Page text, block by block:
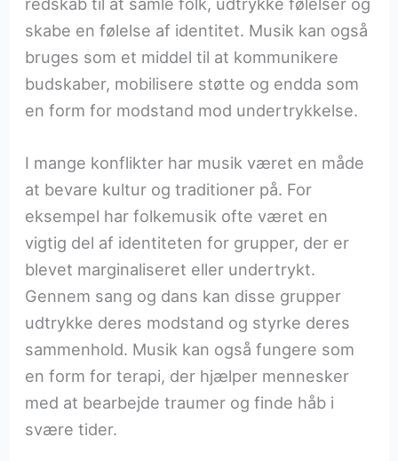
skabe en følelse af identitet. Musik kan også
bruges som et middel til at kommunikere
budskaber, mobilisere støtte og endda som
en form for modstand mod undertrykkelse.
I mange konflikter har musik været en måde
at bevare kultur og traditioner på. For
eksempel har folkemusik ofte været en
vigtig del af identiteten for grupper, der er
blevet marginaliseret eller undertrykt.
Gennem sang og dans kan disse grupper
udtrykke deres modstand og styrke deres
sammenhold. Musik kan også fungere som
en form for terapi, der hjælper mennesker
med at bearbejde traumer og finde håb i
svære tider.